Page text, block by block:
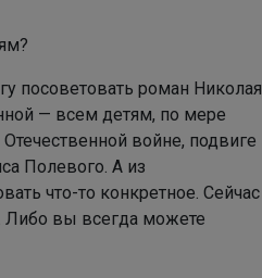
посоветовать роман Николая
— всем детям, по мере
войне, подвиге
Полевого. А из
что-то конкретное. Сейчас
Либо вы всегда можете